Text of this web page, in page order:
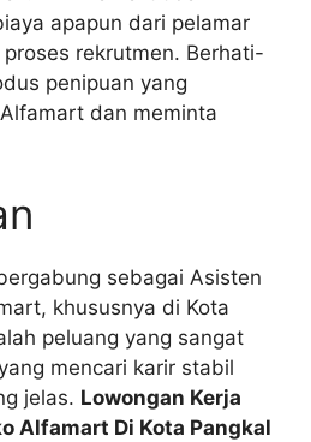
apapun dari pelamar
rekrutmen. Berhati-
penipuan yang
dan meminta
sebagai Asisten
khususnya di Kota
peluang yang sangat
mencari karir stabil
jelas. Lowongan Kerja
Alfamart Di Kota Pangkal